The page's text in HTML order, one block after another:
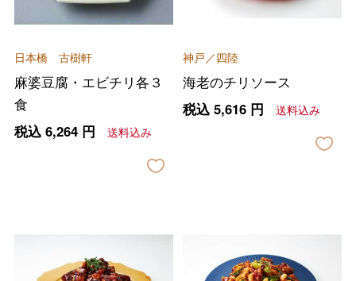
日本橋 古樹軒
麻婆豆腐・エビチリ各３
食
税込 6,264円 送料込み
神戸／四陸
海老のチリソース
税込 5,616円 送料込み